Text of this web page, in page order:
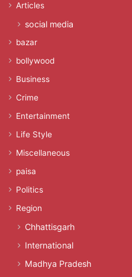
Articles
social media
bazar
bollywood
Business
Crime
Entertainment
Life Style
Miscellaneous
paisa
Politics
Region
Chhattisgarh
International
Madhya Pradesh